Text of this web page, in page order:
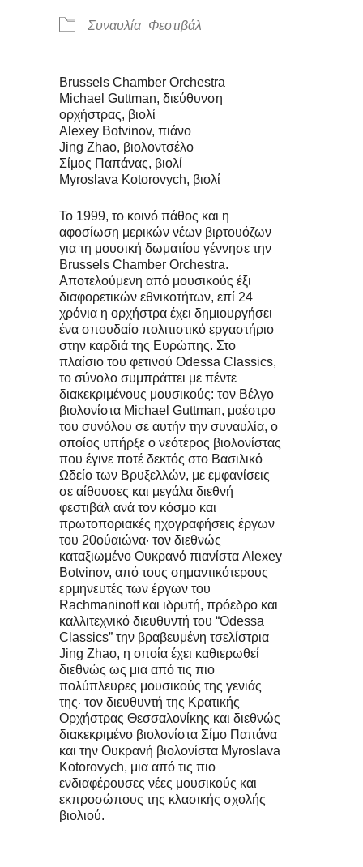
Συναυλία Φεστιβάλ
Brussels Chamber Orchestra
Michael Guttman, διεύθυνση
ορχήστρας, βιολί
Alexey Botvinov, πιάνο
Jing Zhao, βιολοντσέλο
Σίμος Παπάνας, βιολί
Myroslava Kotorovych, βιολί
Το 1999, το κοινό πάθος και η
αφοσίωση μερικών νέων βιρτουόζων
για τη μουσική δωματίου γέννησε την
Brussels Chamber Orchestra.
Αποτελούμενη από μουσικούς έξι
διαφορετικών εθνικοτήτων, επί 24
χρόνια η ορχήστρα έχει δημιουργήσει
ένα σπουδαίο πολιτιστικό εργαστήριο
στην καρδιά της Ευρώπης. Στο
πλαίσιο του φετινού Odessa Classics,
το σύνολο συμπράττει με πέντε
διακεκριμένους μουσικούς: τον Βέλγο
βιολονίστα Michael Guttman, μαέστρο
του συνόλου σε αυτήν την συναυλία, ο
οποίος υπήρξε ο νεότερος βιολονίστας
που έγινε ποτέ δεκτός στο Βασιλικό
Ωδείο των Βρυξελλών, με εμφανίσεις
σε αίθουσες και μεγάλα διεθνή
φεστιβάλ ανά τον κόσμο και
πρωτοποριακές ηχογραφήσεις έργων
του 20ούαιώνα· τον διεθνώς
καταξιωμένο Ουκρανό πιανίστα Alexey
Botvinov, από τους σημαντικότερους
ερμηνευτές των έργων του
Rachmaninoff και ιδρυτή, πρόεδρο και
καλλιτεχνικό διευθυντή του “Odessa
Classics” την βραβευμένη τσελίστρια
Jing Zhao, η οποία έχει καθιερωθεί
διεθνώς ως μια από τις πιο
πολύπλευρες μουσικούς της γενιάς
της· τον διευθυντή της Κρατικής
Ορχήστρας Θεσσαλονίκης και διεθνώς
διακεκριμένο βιολονίστα Σίμο Παπάνα
και την Ουκρανή βιολονίστα Myroslava
Kotorovych, μια από τις πιο
ενδιαφέρουσες νέες μουσικούς και
εκπροσώπους της κλασικής σχολής
βιολιού.